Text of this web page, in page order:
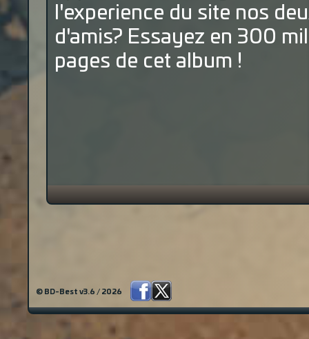
l'experience du site nos
d'amis? Essayez en 300
pages de cet album !
© BD-Best v3.6 / 2026